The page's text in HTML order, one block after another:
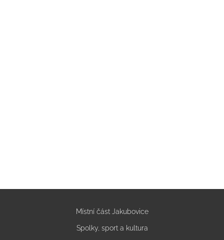
Místní část Jakubovice
Spolky, sport a kultura